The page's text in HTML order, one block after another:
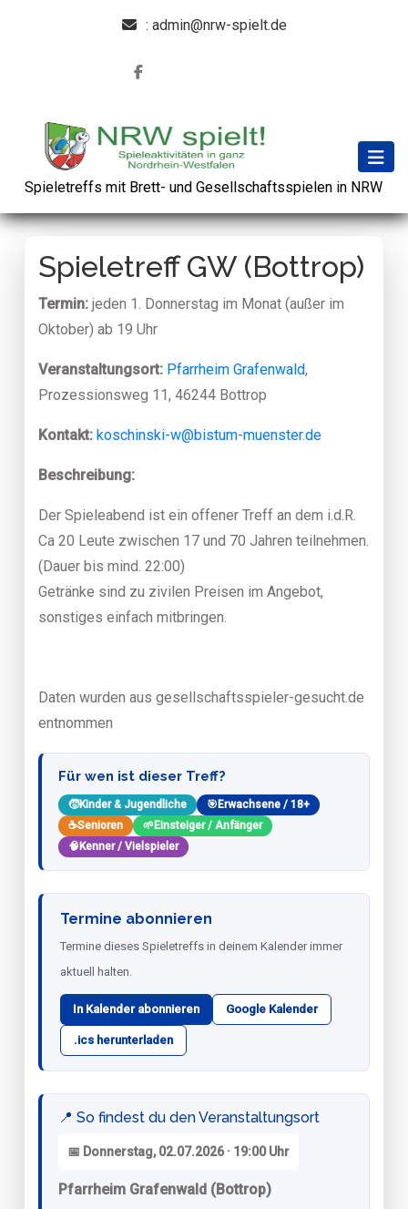
: admin@nrw-spielt.de
Spieletreffs mit Brett- und Gesellschaftsspielen in NRW
Spieletreff GW (Bottrop)
Termin: jeden 1. Donnerstag im Monat (außer im
Oktober) ab 19 Uhr
Veranstaltungsort: Pfarrheim Grafenwald,
Prozessionsweg 11, 46244 Bottrop
Kontakt: koschinski-w@bistum-muenster.de
Beschreibung:
Der Spieleabend ist ein offener Treff an dem i.d.R.
Ca 20 Leute zwischen 17 und 70 Jahren teilnehmen.
(Dauer bis mind. 22:00)
Getränke sind zu zivilen Preisen im Angebot,
sonstiges einfach mitbringen.
Daten wurden aus gesellschaftsspieler-gesucht.de
entnommen
Für wen ist dieser Treff?
🧒Kinder & Jugendliche 🎯 Erwachsene / 18+
☕Senioren 🌱 Einsteiger / Anfänger
🧠 Kenner / Vielspieler
Termine abonnieren
Termine dieses Spieletreffs in deinem Kalender immer
aktuell halten.
In Kalender abonnieren Google Kalender
.ics herunterladen
📍 So findest du den Veranstaltungsort
📅 Donnerstag, 02.07.2026 · 19:00 Uhr
Pfarrheim Grafenwald (Bottrop)